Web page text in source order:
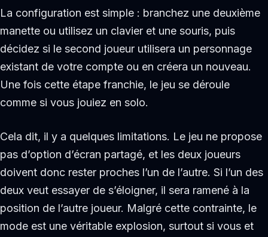
La configuration est simple : branchez une deuxième
manette ou utilisez un clavier et une souris, puis
décidez si le second joueur utilisera un personnage
existant de votre compte ou en créera un nouveau.
Une fois cette étape franchie, le jeu se déroule
comme si vous jouiez en solo.
Cela dit, il y a quelques limitations. Le jeu ne propose
pas d’option d’écran partagé, et les deux joueurs
doivent donc rester proches l’un de l’autre. Si l’un des
deux veut essayer de s’éloigner, il sera ramené à la
position de l’autre joueur. Malgré cette contrainte, le
mode est une véritable explosion, surtout si vous et